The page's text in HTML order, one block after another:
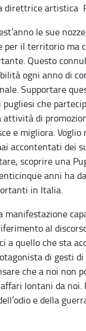
direttrice artistica
le sue
per il territorio ma
Questo
ogni anno di
Supportare
che
attività di
e migliora. Voglio
accontentati dei
scoprire una
anni ha
in Italia.
manifestazione
al
quello che sta
di gesti di
che a noi non
lontani da noi.
e della